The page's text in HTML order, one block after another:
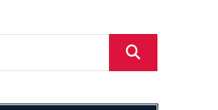
Pretraži